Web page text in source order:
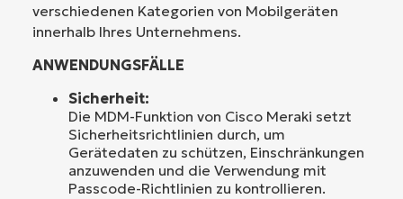
verschiedenen Kategorien von Mobilgeräten
innerhalb Ihres Unternehmens.
ANWENDUNGSFÄLLE
Sicherheit:
Die MDM-Funktion von Cisco Meraki setzt
Sicherheitsrichtlinien durch, um
Gerätedaten zu schützen, Einschränkungen
anzuwenden und die Verwendung mit
Passcode-Richtlinien zu kontrollieren.